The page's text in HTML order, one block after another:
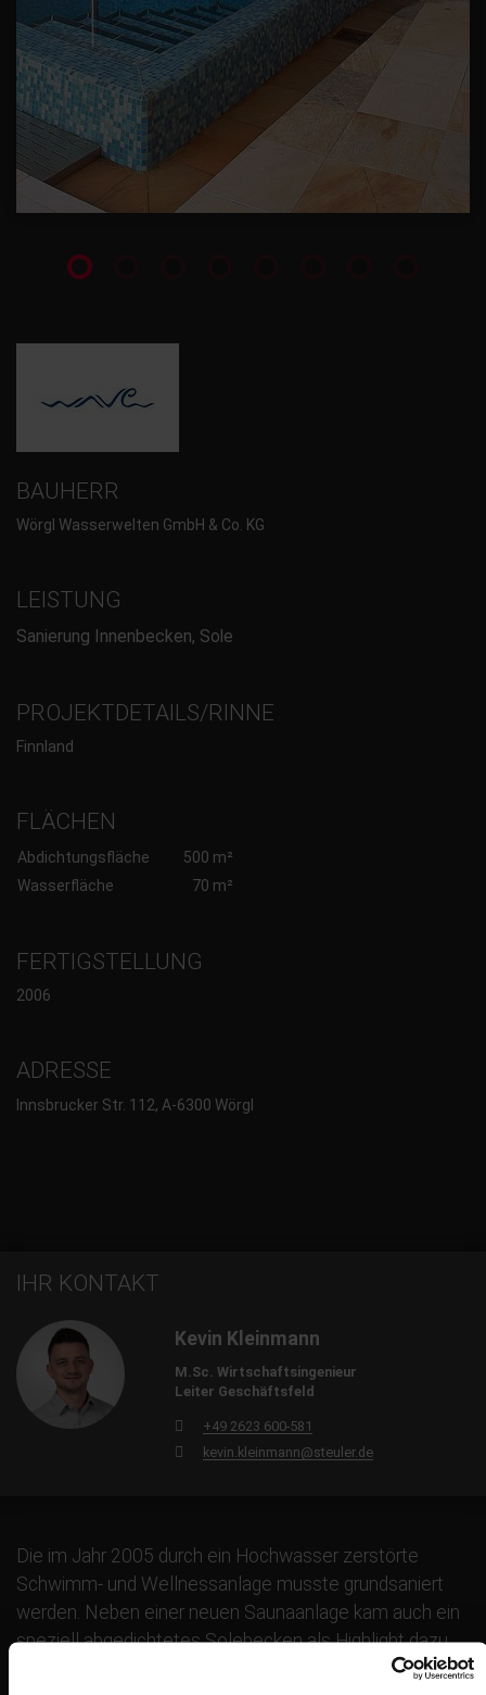
BAUHERR
Wörgl Wasserwelten GmbH & Co. KG
LEISTUNG
Sanierung Innenbecken, Sole
PROJEKTDETAILS/RINNE
Finnland
FLÄCHEN
Abdichtungsfläche
500 m²
Wasserfläche
70 m²
FERTIGSTELLUNG
2006
ADRESSE
Innsbrucker Str. 112, A-6300 Wörgl
IHR KONTAKT
Kevin Kleinmann
M.Sc. Wirtschaftsingenieur
Leiter Geschäftsfeld
+49 2623 600-581
kevin.kleinmann@steuler.de
Die im Jahr 2005 durch ein Hochwasser zerstörte
Schwimm- und Wellnessanlage musste grundsaniert
werden. Neben einer neuen Saunaanlage kam auch ein
speziell abgedichtetes Solebecken als Highlight dazu.